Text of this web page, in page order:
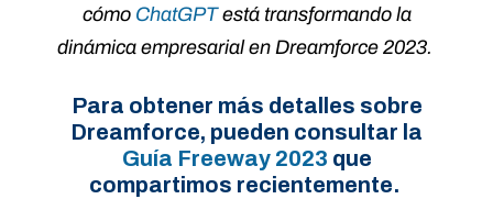
cómo ChatGPTestá transformando la
dinámica empresarial en Dreamforce 2023.
Para obtener más detalles sobre
Dreamforce, pueden consultar la
Guía Freeway 2023 que
compartimos recientemente.